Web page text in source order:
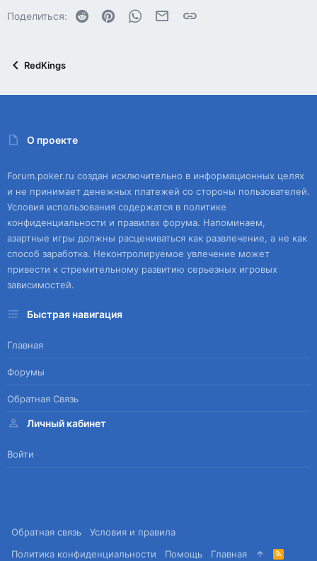
Поделиться: Reddit PinterestWhatsAppЭлектронная почта
Ссылка
RedKings
О проекте
Forum.poker.ru создан исключительно в информационных целях
и не принимает денежных платежей со стороны пользователей.
Условия использования содержатся в политике
конфиденциальности и правилах форума. Напоминаем,
азартные игры должны расцениваться как развлечение, а не как
способ заработка. Неконтролируемое увлечение может
привести к стремительному развитию серьезных игровых
зависимостей.
Быстрая навигация
Главная
Форумы
Обратная Связь
Личный кабинет
Войти
Обратная связь
Условия и правила
Политика конфиденциальности
Помощь Главная
R